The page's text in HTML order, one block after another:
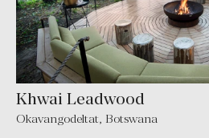
Khwai Leadwood
Okavangodeltat, Botswana